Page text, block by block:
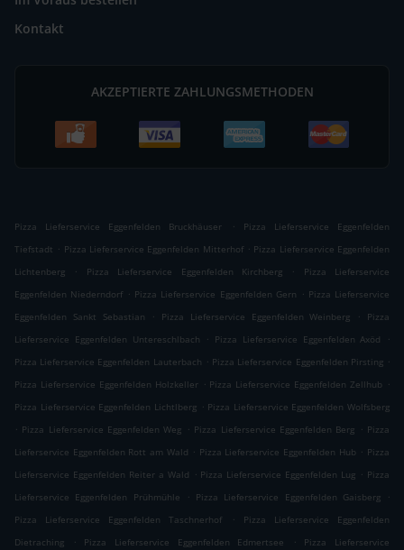
Kontakt
AKZEPTIERTE ZAHLUNGSMETHODEN
Pizza Lieferservice Eggenfelden Bruckhäuser .
Pizza Lieferservice Eggenfelden
Tiefstadt . Pizza Lieferservice Eggenfelden Mitterhof . Pizza Lieferservice Eggenfelden
Lichtenberg
. Pizza Lieferservice Eggenfelden Kirchberg .
Pizza Lieferservice
Eggenfelden Niederndorf . Pizza Lieferservice Eggenfelden Gern . Pizza Lieferservice
Eggenfelden Sankt Sebastian
. Pizza Lieferservice Eggenfelden Weinberg .
Pizza
Lieferservice Eggenfelden Untereschlbach
. Pizza Lieferservice Eggenfelden Axöd
.
Pizza Lieferservice Eggenfelden Lauterbach . Pizza Lieferservice Eggenfelden Pirsting .
Pizza Lieferservice Eggenfelden Holzkeller . Pizza Lieferservice Eggenfelden Zellhub .
Pizza Lieferservice Eggenfelden Lichtlberg . Pizza Lieferservice Eggenfelden Wolfsberg
. Pizza Lieferservice Eggenfelden Weg . Pizza Lieferservice Eggenfelden Berg . Pizza
Lieferservice Eggenfelden Rott am Wald . Pizza Lieferservice Eggenfelden Hub . Pizza
Lieferservice Eggenfelden Reiter a Wald . Pizza Lieferservice Eggenfelden Lug . Pizza
Lieferservice Eggenfelden Prühmühle
. Pizza Lieferservice Eggenfelden Gaisberg
.
Pizza Lieferservice Eggenfelden Taschnerhof
.
Pizza Lieferservice Eggenfelden
Dietraching
. Pizza Lieferservice Eggenfelden Edmertsee .
Pizza Lieferservice